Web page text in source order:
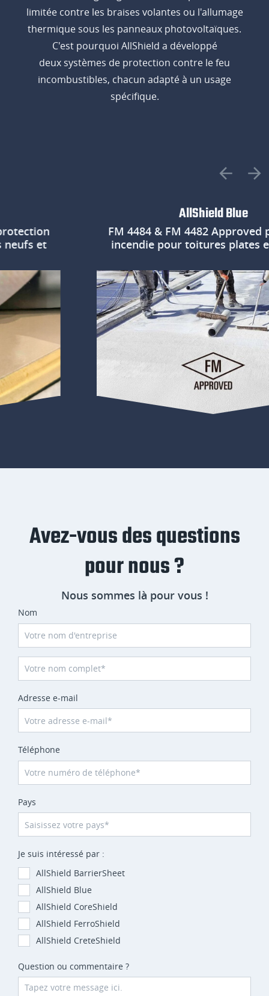
limitée contre les braises volantes ou l'allumage
thermique sous les panneaux photovoltaïques.
C'est pourquoi AllShield a développé
deux systèmes de protection contre le feu
incombustibles, chacun adapté à un usage
spécifique.
et
AllShield Blue
FM 4484 & FM 4482 Approved
incendie pour toitures plates
Avez-vous des questions
pour nous ?
Nous sommes là pour vous !
Nom
Adresse e-mail
Téléphone
Pays
Je suis intéressé par :
AllShield BarrierSheet
AllShield Blue
AllShield CoreShield
AllShield FerroShield
AllShield CreteShield
Question ou commentaire ?